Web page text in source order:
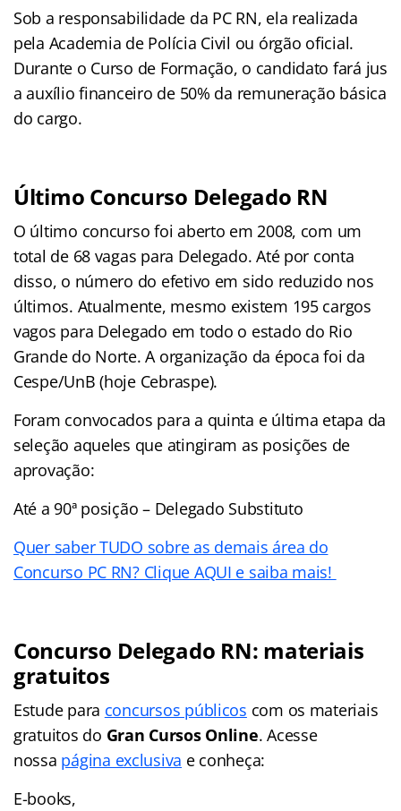
Sob a responsabilidade da PC RN, ela realizada
pela Academia de Polícia Civil ou órgão oficial.
Durante o Curso de Formação, o candidato fará jus
a auxílio financeiro de 50% da remuneração básica
do cargo.
Último Concurso Delegado RN
O último concurso foi aberto em 2008, com um
total de 68 vagas para Delegado. Até por conta
disso, o número do efetivo em sido reduzido nos
últimos. Atualmente, mesmo existem 195 cargos
vagos para Delegado em todo o estado do Rio
Grande do Norte. A organização da época foi da
Cespe/UnB (hoje Cebraspe).
Foram convocados para a quinta e última etapa da
seleção aqueles que atingiram as posições de
aprovação:
Até a 90ª posição – Delegado Substituto
Quer saber TUDO sobre as demais área do
Concurso PC RN? Clique AQUI e saiba mais!
Concurso Delegado RN: materiais
gratuitos
Estude para concursos públicos com os materiais
gratuitos do Gran Cursos Online. Acesse
nossa página exclusiva e conheça:
E-books,